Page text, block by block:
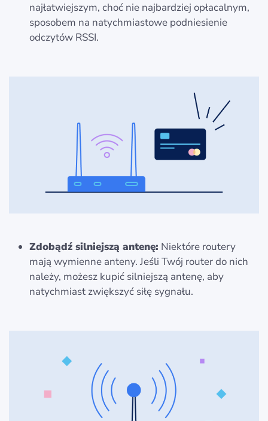
najłatwiejszym, choć nie najbardziej opłacalnym,
sposobem na natychmiastowe podniesienie
odczytów RSSI.
Zdobądź silniejszą antenę: Niektóre routery
mają wymienne anteny. Jeśli Twój router do nich
należy, możesz kupić silniejszą antenę, aby
natychmiast zwiększyć siłę sygnału.